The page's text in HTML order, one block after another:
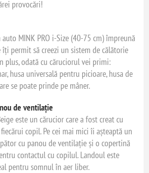
provocări!
MINK PRO i-Size (40-75 cm) împreună
îți permit să creezi un sistem de călătorie
plus, odată cu căruciorul vei primi:
husa universală pentru picioare, husa de
se poate prinde pe mâner.
de ventilație
este un cărucior care a fost creat cu
copil. Pe cei mai mici îi așteaptă un
cu panou de ventilație și o copertină
contactul cu copilul. Landoul este
pentru somnul în aer liber.